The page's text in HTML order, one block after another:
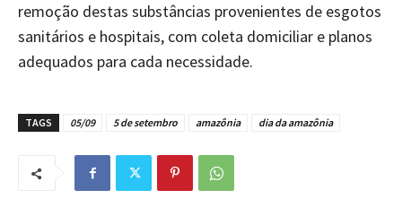
remoção destas substâncias provenientes de esgotos
sanitários e hospitais, com coleta domiciliar e planos
adequados para cada necessidade.
TAGS 05/09 5 de setembro amazônia dia da amazônia